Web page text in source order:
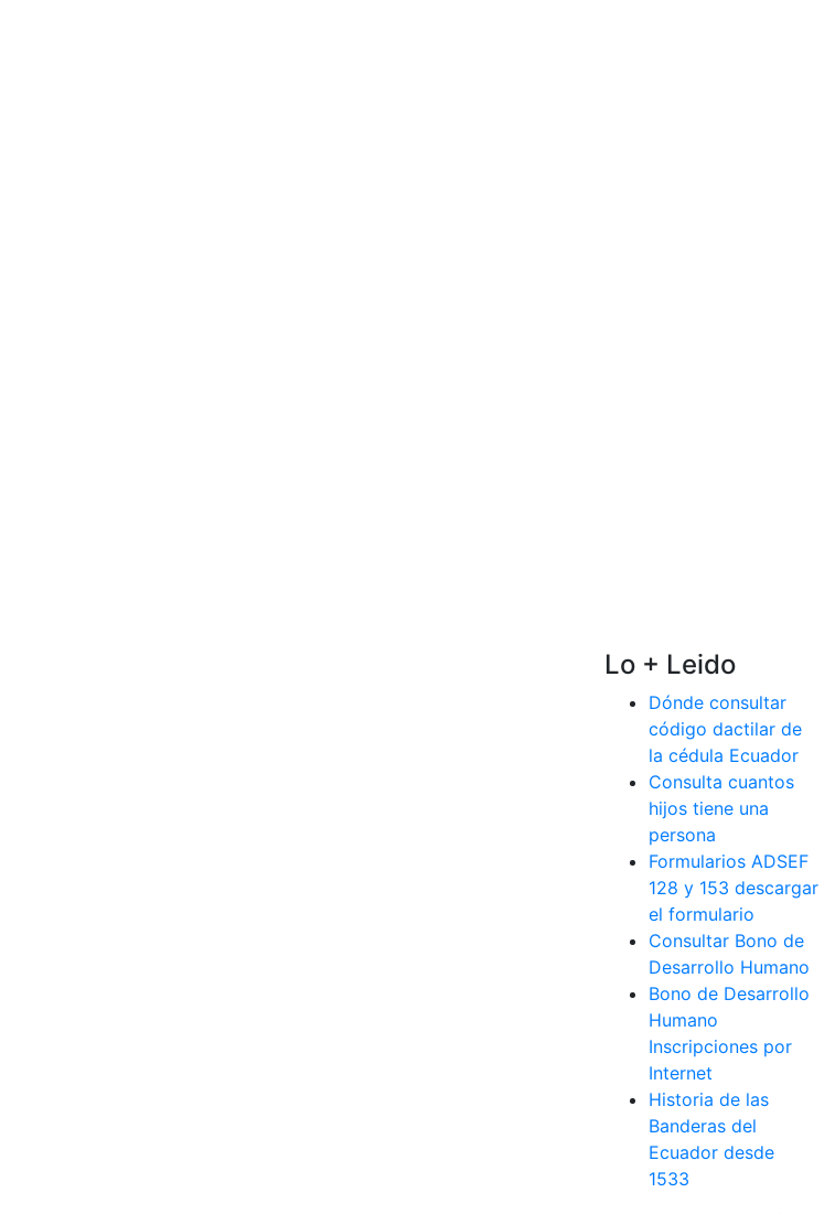
Lo + Leido
Dónde consultar
código dactilar de
la cédula Ecuador
Consulta cuantos
hijos tiene una
persona
Formularios ADSEF
128 y 153 descargar
el formulario
Consultar Bono de
Desarrollo Humano
Bono de Desarrollo
Humano
Inscripciones por
Internet
Historia de las
Banderas del
Ecuador desde
1533